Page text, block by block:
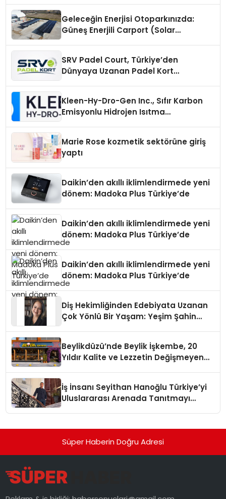
Geleceğin Enerjisi Otoparkınızda:
Güneş Enerjili Carport (Solar
SRV Padel Court, Türkiye’den
Dünyaya Uzanan Padel Kort
Kleen-Hy-Dro-Gen Inc., Sıfır Karbon
Emisyonlu Hidrojen Isıtma
Marie Rose kozmetik sektörüne giriş
yaptı
Daikin’den akıllı iklimlendirmede yeni
dönem: Madoka Plus Türkiye’de
Daikin’den akıllı iklimlendirmede yeni
dönem: Madoka Plus Türkiye’de
Daikin’den akıllı iklimlendirmede yeni
dönem: Madoka Plus Türkiye’de
Diş Hekimliğinden Edebiyata Uzanan
Çok Yönlü Bir Yaşam: Yeşim Şahin
Beylikdüzü’nde Beylik İşkembe, 20
Yıldır Kalite ve Lezzetin Değişmeyen
İş İnsanı Seyithan Hanoğlu Türkiye’yi
Uluslararası Arenada Tanıtmayı
Süper Haberin Doğru Adresi